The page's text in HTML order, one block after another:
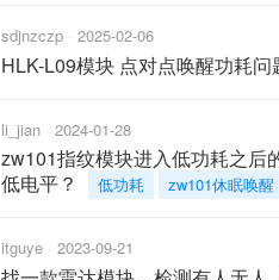
sdjnzczp 2025-02-06
HLK-L09模块 点对点唤醒功耗问
li_jian 2024-01-28
zw101指纹模块进入低功耗之后
低电平？
低功耗 zw101休眠唤醒
itguye 2023-09-21